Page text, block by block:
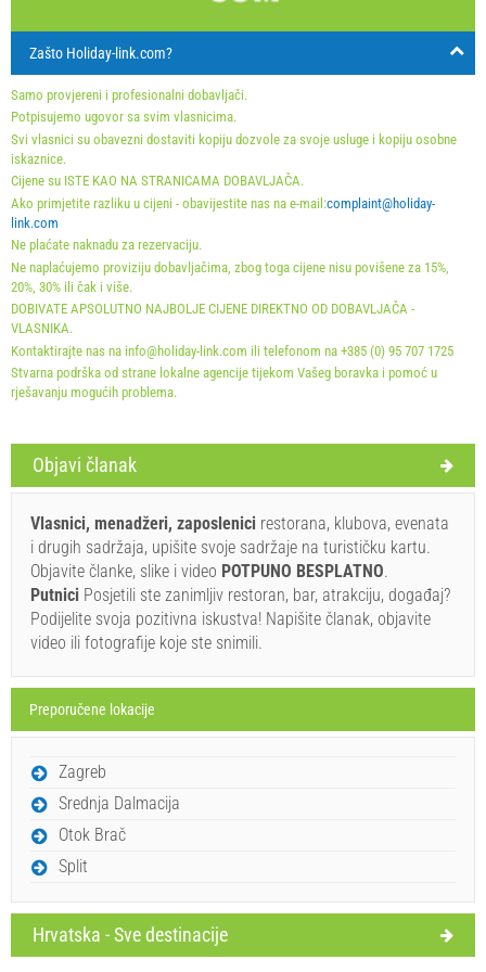
Holiday-Link plaća: 3. okt 2025. - 31. dec 2026. / - 10 %
First minute 6. maj 2026. - 31. dec 2027. / - 10 %
Last minute 6. maj 2026. - 31. dec 2027. / - 15 %
Last minute 6. maj 2026. - 31. dec 2027. / - 10 %
Obavezno: Prijava gostiju (01.07. - 31.08): 10 EUR (once -
za_person), Prijava gostiju (01.01 - 30.06. / 01.09. - 31.12.):
5 EUR (once - za_person)
Rezervirajte i čekajte na potvrdu
Ukoliko ne želite odmah rezervirati i imate još pitanja,
upišite ih ispod i kliknite ˝Pošalji upit˝.
Pošalji upit
Zašto Holiday-link.com?
Samo provjereni i profesionalni dobavljači.
Potpisujemo ugovor sa svim vlasnicima.
Svi vlasnici su obavezni dostaviti kopiju dozvole za svoje usluge i kopiju osobne
iskaznice.
Cijene su ISTE KAO NA STRANICAMA DOBAVLJAČA.
Ako primjetite razliku u cijeni - obavijestite nas na e-mail:complaint@holiday-
link.com
Ne plaćate naknadu za rezervaciju.
Ne naplaćujemo proviziju dobavljačima, zbog toga cijene nisu povišene za 15%,
20%, 30% ili čak i više.
DOBIVATE APSOLUTNO NAJBOLJE CIJENE DIREKTNO OD DOBAVLJAČA -
VLASNIKA.
Kontaktirajte nas na info@holiday-link.com ili telefonom na +385 (0) 95 707 1725
Stvarna podrška od strane lokalne agencije tijekom Vašeg boravka i pomoć u
rješavanju mogućih problema.
Objavi članak
Vlasnici, menadžeri, zaposlenici restorana, klubova, evenata
i drugih sadržaja, upišite svoje sadržaje na turističku kartu.
Objavite članke, slike i video POTPUNO BESPLATNO.
Putnici Posjetili ste zanimljiv restoran, bar, atrakciju, događaj?
Podijelite svoja pozitivna iskustva! Napišite članak, objavite
video ili fotografije koje ste snimili.
Preporučene lokacije
Zagreb
Srednja Dalmacija
Otok Brač
Split
Hrvatska - Sve destinacije